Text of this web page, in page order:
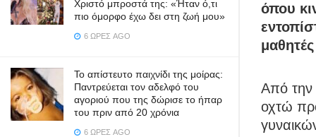
Χριστό μπροστά της: «Ήταν ό,τι
πιο όμορφο έχω δει στη ζωή μου»
6 ΏΡΕΣ AGO
Το απίστευτο παιχνίδι της μοίρας:
Παντρεύεται τον αδελφό του
αγοριού που της δώρισε το ήπαρ
του πριν από 20 χρόνια
6 ΏΡΕΣ AGO
όπου
Από την
οχτώ